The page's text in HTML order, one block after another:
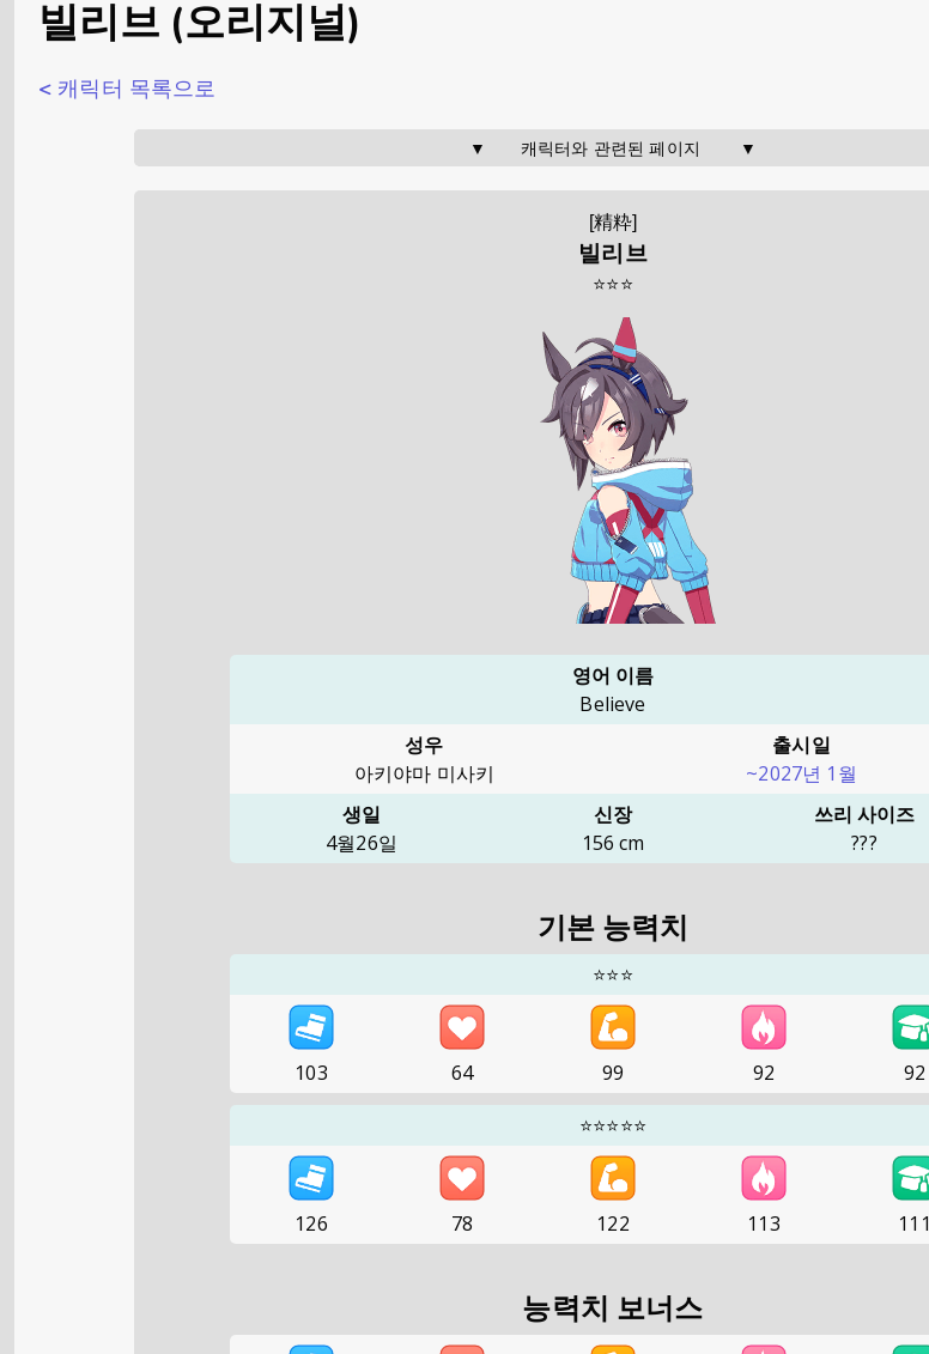
빌리브 (오리지널)
< 캐릭터 목록으로
▼       캐릭터와 관련된 페이지        ▼
[精粋]
빌리브
⭐⭐⭐
영어 이름
Believe
성우
아키야마 미사키
출시일
~2027년 1월
생일
4월26일
신장
156 cm
쓰리 사이즈
???
기본 능력치
⭐⭐⭐
103 64 99 92
92
⭐⭐⭐⭐⭐
126 78 122 113 111
능력치 보너스